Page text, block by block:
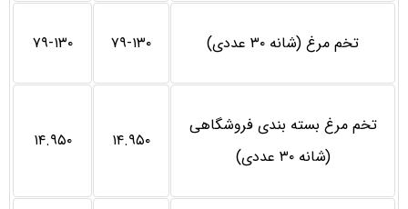
تخم مرغ (شانه ۳۰ عددی) ۷۹-۱۳۰ ۷۹-۱۳۰
تخم مرغ بسته بندی فروشگاهی
(شانه ۳۰ عددی)
۱۴.۹۵۰ ۱۴.۹۵۰